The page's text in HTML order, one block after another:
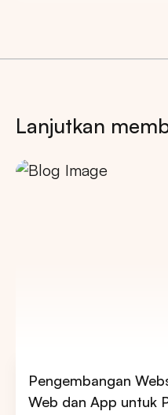
Lanjutkan
Pengembangan
Web dan App untuk